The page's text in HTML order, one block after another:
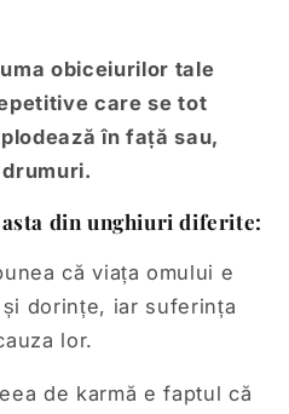
obiceiurilor tale
care se tot
în față sau,
din unghiuri diferite:
că viața omului e
dorințe, iar suferința
lor.
de karmă e faptul că